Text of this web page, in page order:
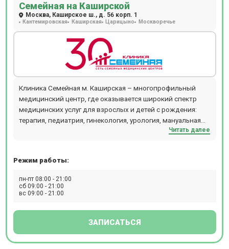
Семейная на Каширской
Москва, Каширское ш., д. 56 корп. 1
Кантемировская Каширская Царицыно Москворечье
Клиника Семейная м. Каширская – многопрофильный
медицинский центр, где оказывается широкий спектр
медицинских услуг для взрослых и детей с рождения:
терапия, педиатрия, гинекология, урология, мануальная
терапия, дерматология, флебология, проктология,
физиотерапия и т.д. В отделении проводятся следующие
ЭКГ, эхокардиография, биопсия, допплерография,
ректороманоскопия, суточное мониторирование
pro, суточное мониторирование ЭКГ (Холтер),
Читать далее
Режим работы:
пн-пт 08:00 - 21:00
сб 09:00 - 21:00
вс 09:00 - 21:00
ЗАПИСАТЬСЯ